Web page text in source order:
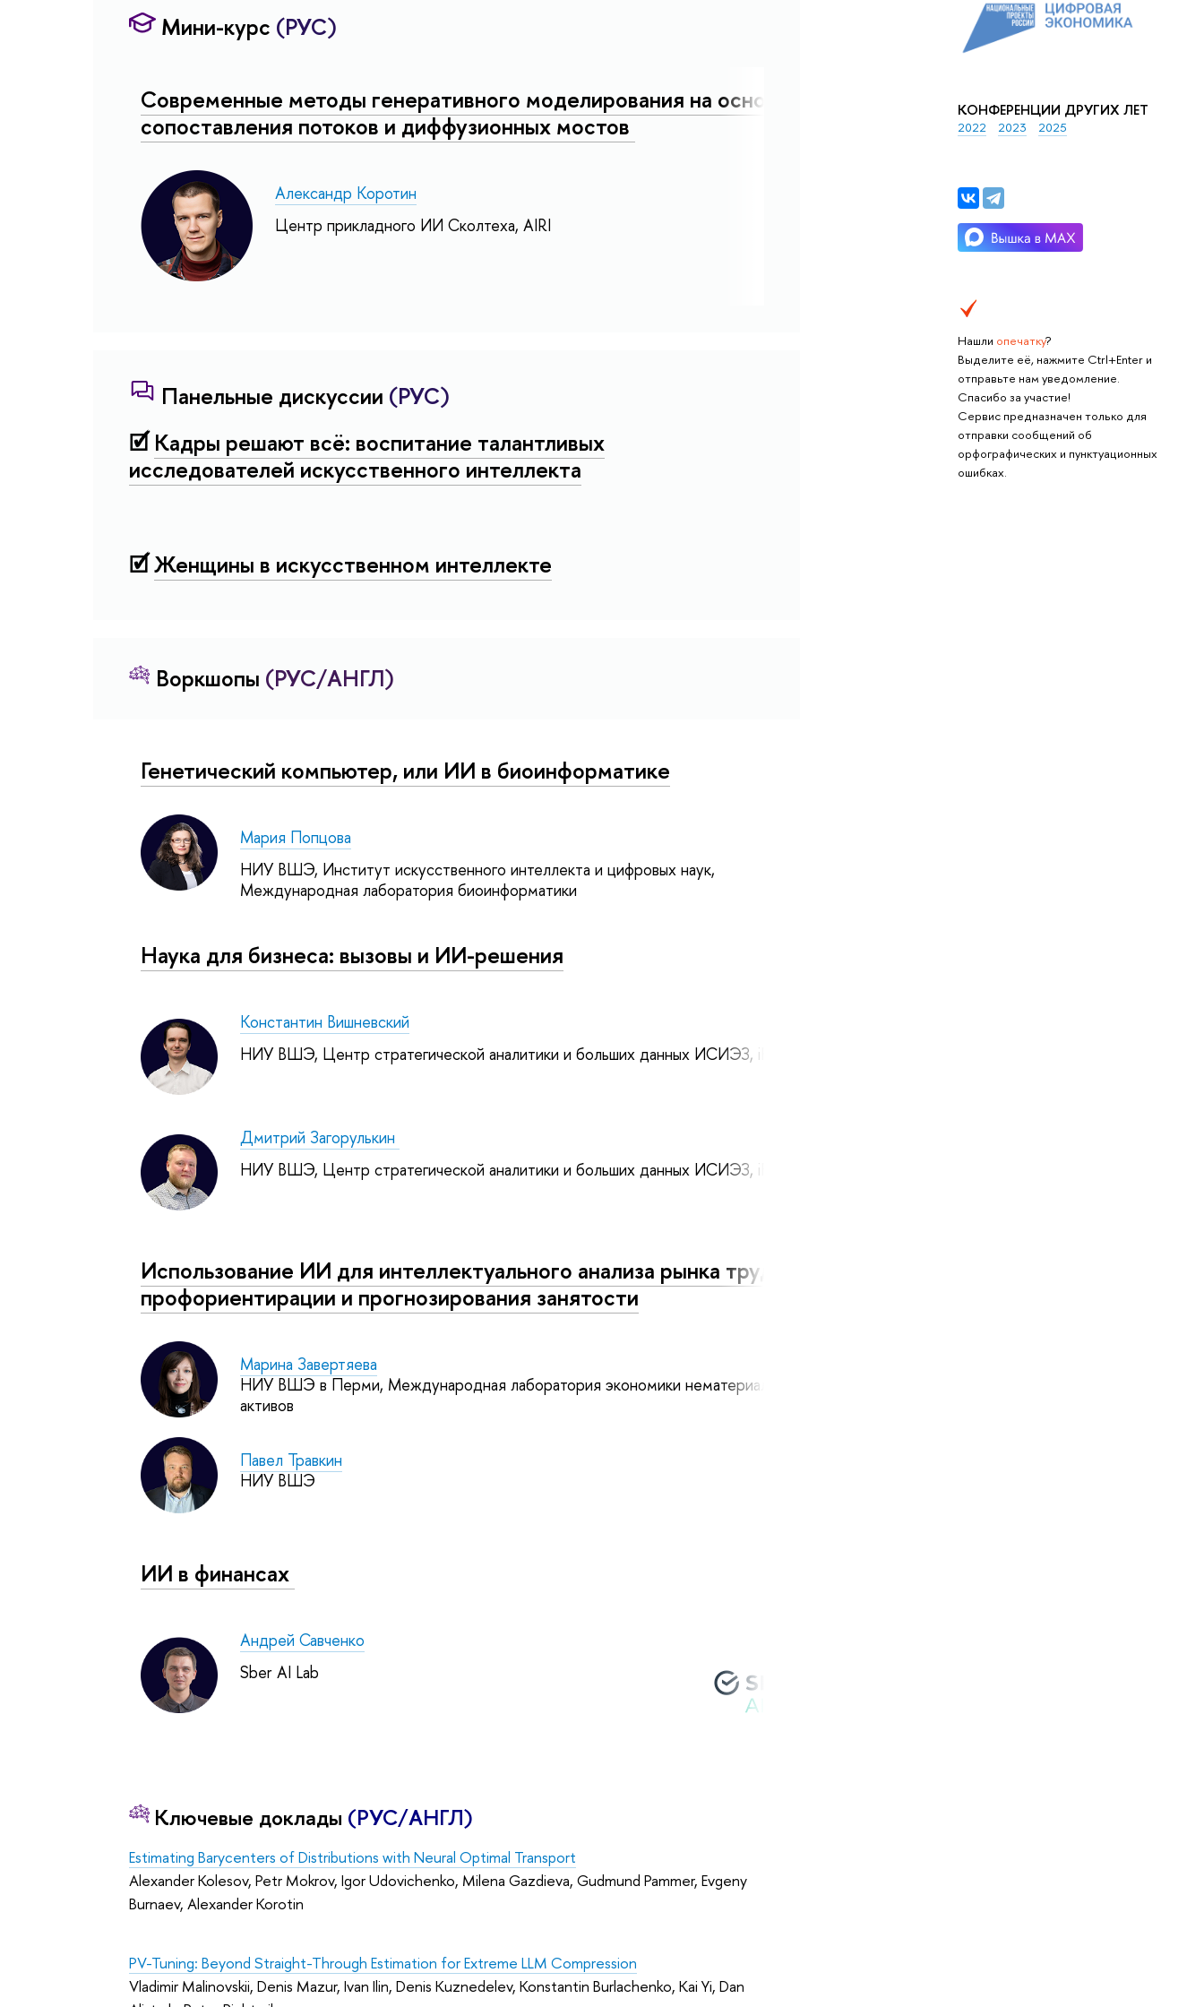
КОНФЕРЕНЦИИ ДРУГИХ ЛЕТ
2022 2023 2025
Нашли опечатку?
Выделите её, нажмите Ctrl+Enter и
отправьте нам уведомление.
Спасибо за участие!
Сервис предназначен только для
отправки сообщений об
орфографических и пунктуационных
ошибках.
Мини-курс (РУС)
Современные методы генеративного моделирования на основе
сопоставления потоков и диффузионных мостов
Александр Коротин
Центр прикладного ИИ Сколтеха, AIRI
Панельные дискуссии (РУС)
🗹 Кадры решают всё: воспитание талантливых
исследователей искусственного интеллекта
🗹Женщины в искусственном интеллекте
Воркшопы (РУС/АНГЛ)
Генетический компьютер, или ИИ в биоинформатике
Мария Попцова
НИУ ВШЭ, Институт искусственного интеллекта и цифровых наук,
Международная лаборатория биоинформатики
Наука для бизнеса: вызовы и ИИ-решения
Константин Вишневский
НИУ ВШЭ, Центр стратегической аналитики и больших данных ИСИЭЗ, iFORA
Дмитрий Загорулькин
НИУ ВШЭ, Центр стратегической аналитики и больших данных ИСИЭЗ, iFORA
Использование ИИ для интеллектуального анализа рынка труда,
профориентирации и прогнозирования занятости
Марина Завертяева
НИУ ВШЭ в Перми, Международная лаборатория экономики нематериальных
активов
Павел Травкин
НИУ ВШЭ
ИИ в финансах
Андрей Савченко
Sber AI Lab
Ключевые доклады (РУС/АНГЛ)
Estimating Barycenters of Distributions with Neural Optimal Transport
Alexander Kolesov, Petr Mokrov, Igor Udovichenko, Milena Gazdieva, Gudmund Pammer, Evgeny
Burnaev, Alexander Korotin
PV-Tuning: Beyond Straight-Through Estimation for Extreme LLM Compression
Vladimir Malinovskii, Denis Mazur, Ivan Ilin, Denis Kuznedelev, Konstantin Burlachenko, Kai Yi, Dan